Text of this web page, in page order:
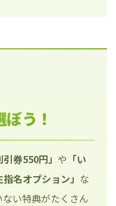
う！
引券550円」 や 「い
指名オプション」 な
い特典がたくさん